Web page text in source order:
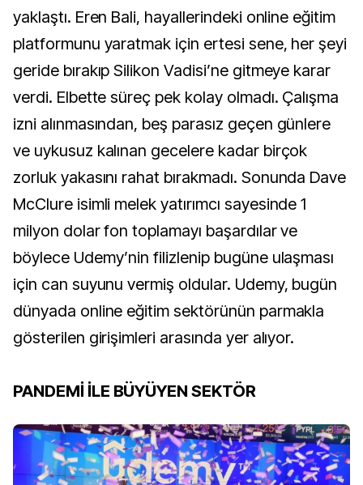
yaklaştı. Eren Bali, hayallerindeki online eğitim
platformunu yaratmak için ertesi sene, her şeyi
geride bırakıp Silikon Vadisi’ne gitmeye karar
verdi. Elbette süreç pek kolay olmadı. Çalışma
izni alınmasından, beş parasız geçen günlere
ve uykusuz kalınan gecelere kadar birçok
zorluk yakasını rahat bırakmadı. Sonunda Dave
McClure isimli melek yatırımcı sayesinde 1
milyon dolar fon toplamayı başardılar ve
böylece Udemy’nin filizlenip bugüne ulaşması
için can suyunu vermiş oldular. Udemy, bugün
dünyada online eğitim sektörünün parmakla
gösterilen girişimleri arasında yer alıyor.
PANDEMİ İLE BÜYÜYEN SEKTÖR